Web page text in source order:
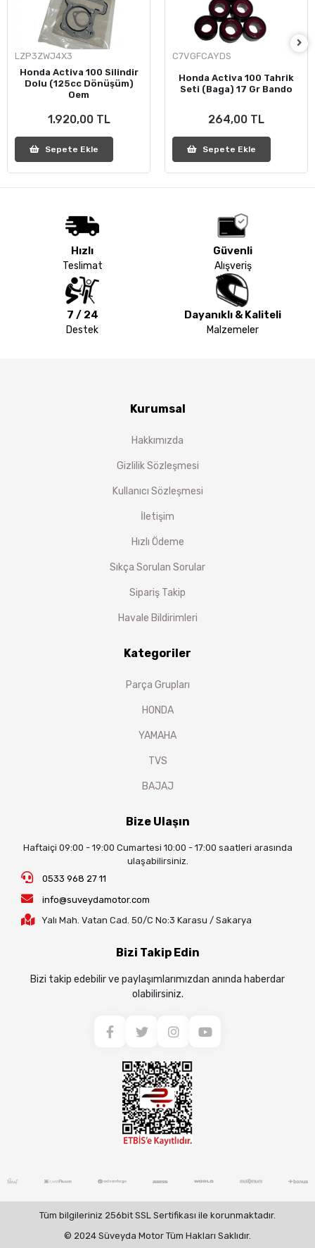
LZP3ZWJ4X3
Honda Activa 100 Silindir
Dolu (125cc Dönüşüm)
Oem
1.920,00 TL
Sepete Ekle
C7VGFCAYDS
Honda Activa 100 Tahrik
Seti (Baga) 17 Gr Bando
264,00 TL
Sepete Ekle
Hızlı
Teslimat
Güvenli
Alışveriş
7 / 24
Destek
Dayanıklı & Kaliteli
Malzemeler
Kurumsal
Hakkımızda
Gizlilik Sözleşmesi
Kullanıcı Sözleşmesi
İletişim
Hızlı Ödeme
Sıkça Sorulan Sorular
Sipariş Takip
Havale Bildirimleri
Kategoriler
Parça Grupları
HONDA
YAMAHA
TVS
BAJAJ
Bize Ulaşın
Haftaiçi 09:00 - 19:00 Cumartesi 10:00 - 17:00 saatleri arasında
ulaşabilirsiniz.
0533 968 27 11
info@suveydamotor.com
Yalı Mah. Vatan Cad. 50/C No:3 Karasu / Sakarya
Bizi Takip Edin
Bizi takip edebilir ve paylaşımlarımızdan anında haberdar
olabilirsiniz.
Tüm bilgileriniz 256bit SSL Sertifikası ile korunmaktadır.
© 2024 Süveyda Motor Tüm Hakları Saklıdır.